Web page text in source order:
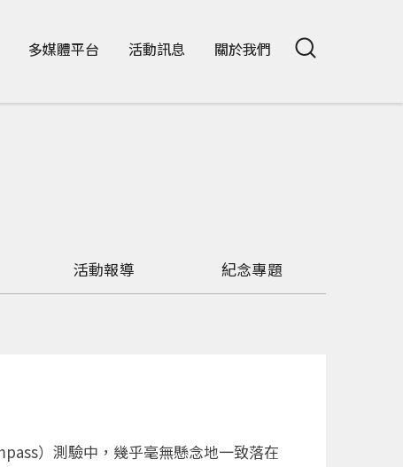
多媒體平台 活動訊息 關於我們
活動報導 紀念專題
）測驗中，幾乎毫無懸念地一致落在